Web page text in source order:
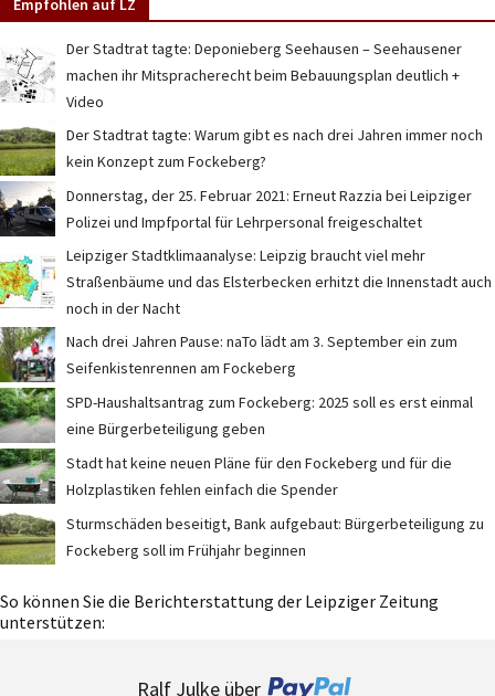
Empfohlen auf LZ
Der Stadtrat tagte: Deponieberg Seehausen – Seehausener
machen ihr Mitspracherecht beim Bebauungsplan deutlich +
Video
Der Stadtrat tagte: Warum gibt es nach drei Jahren immer noch
kein Konzept zum Fockeberg?
Donnerstag, der 25. Februar 2021: Erneut Razzia bei Leipziger
Polizei und Impfportal für Lehrpersonal freigeschaltet
Leipziger Stadtklimaanalyse: Leipzig braucht viel mehr
Straßenbäume und das Elsterbecken erhitzt die Innenstadt auch
noch in der Nacht
Nach drei Jahren Pause: naTo lädt am 3. September ein zum
Seifenkistenrennen am Fockeberg
SPD-Haushaltsantrag zum Fockeberg: 2025 soll es erst einmal
eine Bürgerbeteiligung geben
Stadt hat keine neuen Pläne für den Fockeberg und für die
Holzplastiken fehlen einfach die Spender
Sturmschäden beseitigt, Bank aufgebaut: Bürgerbeteiligung zu
Fockeberg soll im Frühjahr beginnen
So können Sie die Berichterstattung der Leipziger Zeitung
unterstützen:
Ralf Julke über